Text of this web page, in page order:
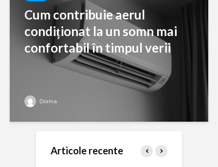
Cum contribuie aerul
condiționat la un somn mai
confortabil în timpul verii
Dorina
Articole recente